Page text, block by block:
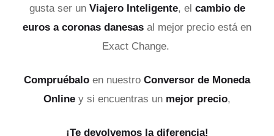
gusta ser un Viajero Inteligente, el cambio de
euros a coronas danesas al mejor precio está en
Exact Change.
Compruébalo en nuestro Conversor de Moneda
Online y si encuentras un mejor precio,
¡Te devolvemos la diferencia!